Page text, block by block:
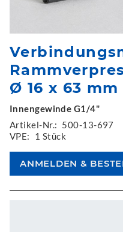
Ø 16 x 63 mm
Innengewinde G1/4"
Artikel-Nr.: 500-13-697
VPE:
1 Stück